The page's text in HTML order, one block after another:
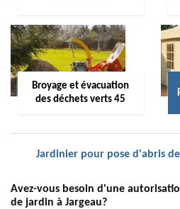
Broyage et évacuation
des déchets verts 45
Jardinier pour pose d'abris
Avez-vous besoin d'une
de jardin à Jargeau?